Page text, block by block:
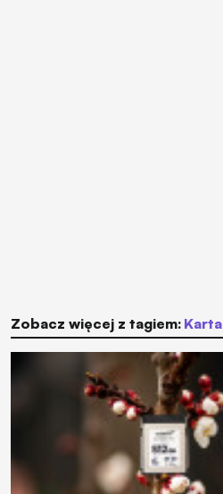
Zobacz więcej z tagiem: